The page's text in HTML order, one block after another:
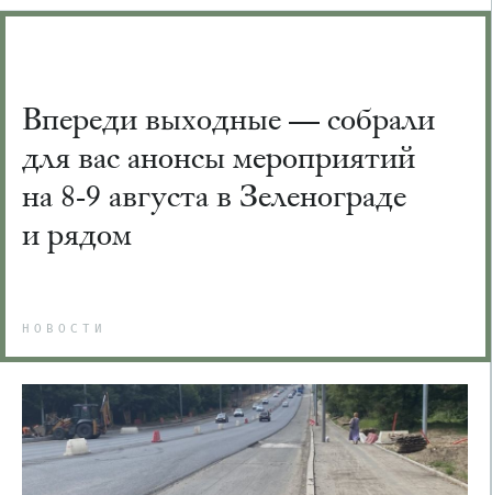
Впереди выходные — собрали
для вас анонсы мероприятий
на 8-9 августа в Зеленограде
и рядом
НОВОСТИ